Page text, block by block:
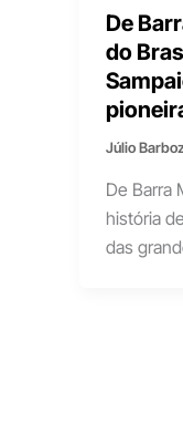
De
do
Júlio
De Barra
história
das